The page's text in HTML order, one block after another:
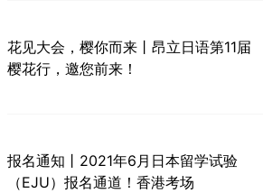
花见大会，樱你而来丨昂立日语第11届
樱花行，邀您前来！
报名通知丨2021年6月日本留学试验
（EJU）报名通道！香港考场